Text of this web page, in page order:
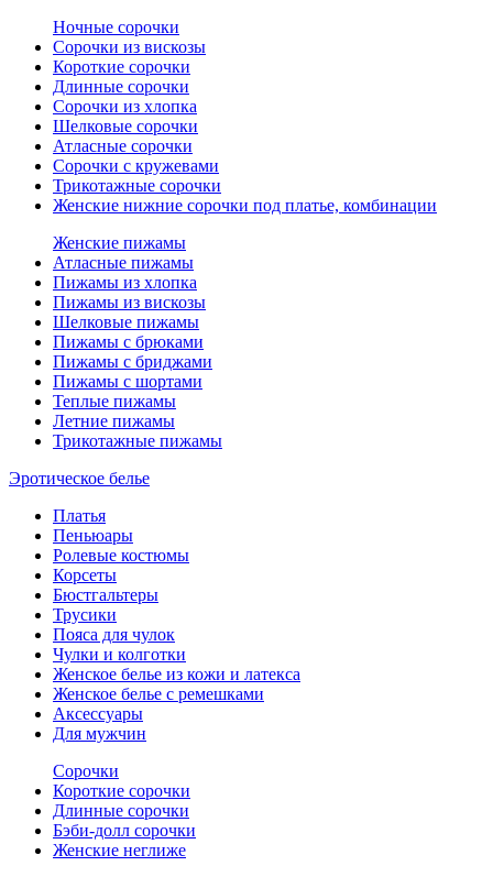
Ночные сорочки
Сорочки из вискозы
Короткие сорочки
Длинные сорочки
Сорочки из хлопка
Шелковые сорочки
Атласные сорочки
Сорочки с кружевами
Трикотажные сорочки
Женские нижние сорочки под платье, комбинации
Женские пижамы
Атласные пижамы
Пижамы из хлопка
Пижамы из вискозы
Шелковые пижамы
Пижамы с брюками
Пижамы с бриджами
Пижамы с шортами
Теплые пижамы
Летние пижамы
Трикотажные пижамы
Эротическое белье
Платья
Пеньюары
Ролевые костюмы
Корсеты
Бюстгальтеры
Трусики
Пояса для чулок
Чулки и колготки
Женское белье из кожи и латекса
Женское белье с ремешками
Аксессуары
Для мужчин
Сорочки
Короткие сорочки
Длинные сорочки
Бэби-долл сорочки
Женские неглиже